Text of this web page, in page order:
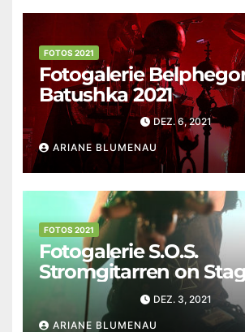
FOTOS 2021
Fotogalerie
Batushka 2021
DEZ. 6, 2021
ARIANE BLUMENAU
FOTOS 2021
Fotogalerie S.O.S.
Stromgitarren on
DEZ. 3, 2021
ARIANE BLUMENAU